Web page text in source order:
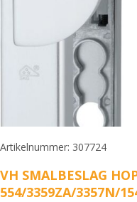
Artikelnummer: 307724
VH SMALBESLAG
554/3359ZA/3357N/